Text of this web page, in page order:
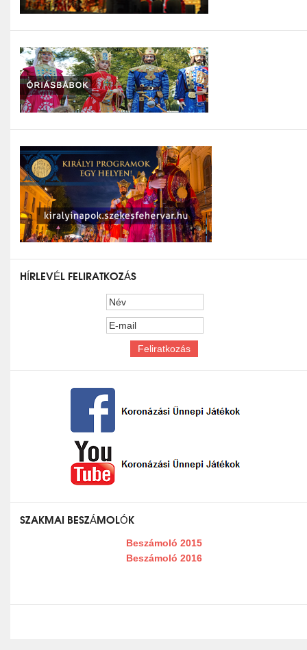
HÍRLEVÉL FELIRATKOZÁS
SZAKMAI BESZÁMOLÓK
Beszámoló 2015
Beszámoló 2016